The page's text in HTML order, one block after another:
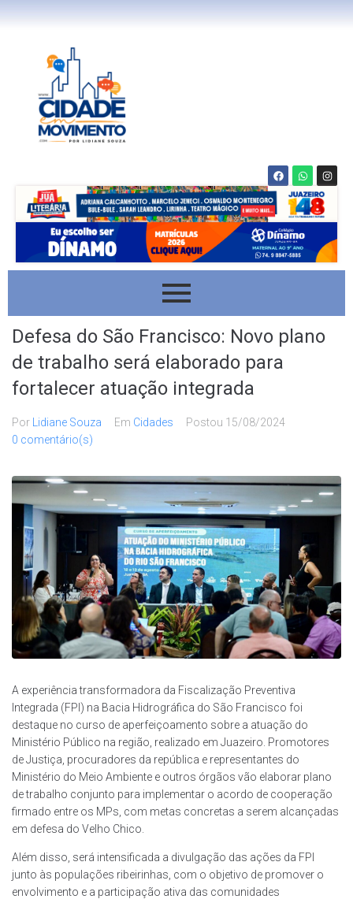
Defesa do São Francisco: Novo plano
de trabalho será elaborado para
fortalecer atuação integrada
Por Lidiane Souza Em Cidades Postou 15/08/2024
0 comentário(s)
A experiência transformadora da Fiscalização Preventiva
Integrada (FPI) na Bacia Hidrográfica do São Francisco foi
destaque no curso de aperfeiçoamento sobre a atuação do
Ministério Público na região, realizado em Juazeiro. Promotores
de Justiça, procuradores da república e representantes do
Ministério do Meio Ambiente e outros órgãos vão elaborar plano
de trabalho conjunto para implementar o acordo de cooperação
firmado entre os MPs, com metas concretas a serem alcançadas
em defesa do Velho Chico.
Além disso, será intensificada a divulgação das ações da FPI
junto às populações ribeirinhas, com o objetivo de promover o
envolvimento e a participação ativa das comunidades